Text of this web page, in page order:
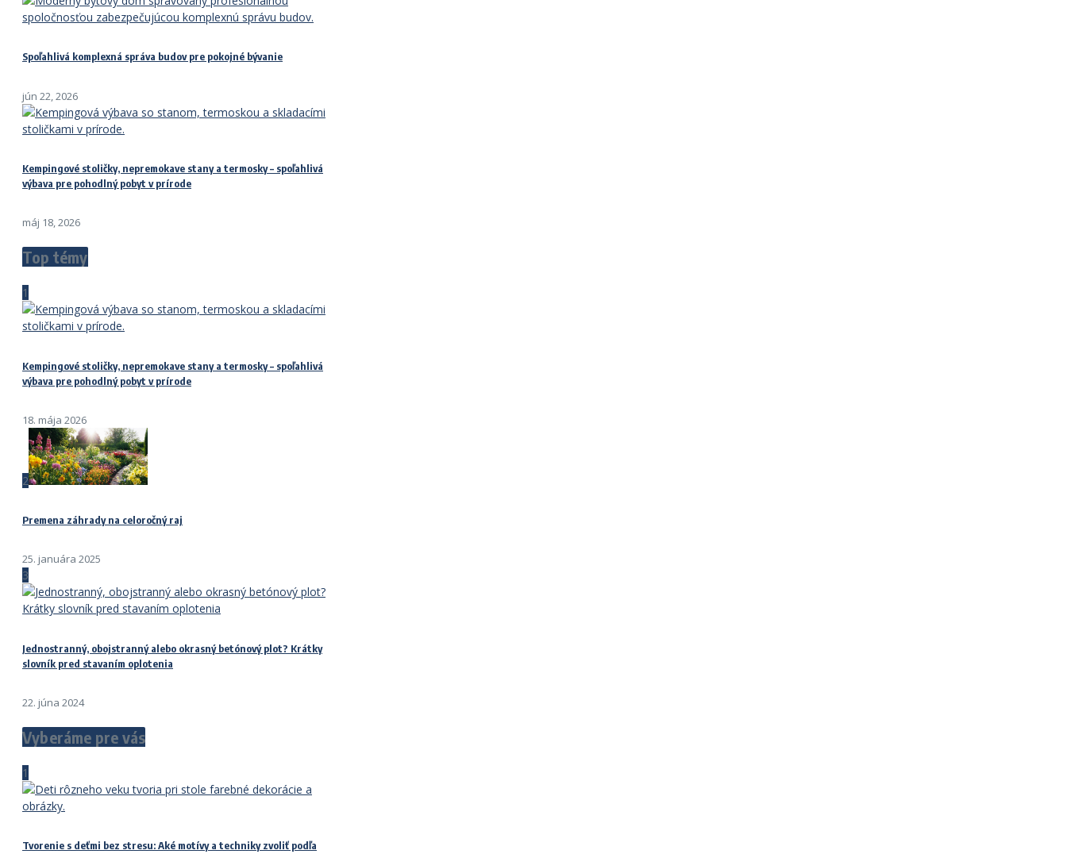
Spoľahlivá komplexná správa budov pre pokojné bývanie
jún 22, 2026
Kempingové stoličky, nepremokave stany a termosky – spoľahlivá
výbava pre pohodlný pobyt v prírode
máj 18, 2026
Top témy
1
Kempingové stoličky, nepremokave stany a termosky – spoľahlivá
výbava pre pohodlný pobyt v prírode
18. mája 2026
2
Premena záhrady na celoročný raj
25. januára 2025
3
Jednostranný, obojstranný alebo okrasný betónový plot? Krátky
slovník pred stavaním oplotenia
22. júna 2024
Vyberáme pre vás
1
Tvorenie s deťmi bez stresu: Aké motívy a techniky zvoliť podľa